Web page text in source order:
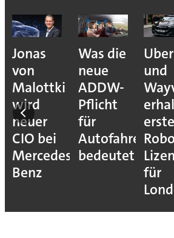
Jonas
von
Malottki
wird
neuer
CIO bei
Mercedes-
Benz
Was die
neue
ADDW-
Pflicht
für
Autofahrer
bedeutet
Uber
und
erste
für